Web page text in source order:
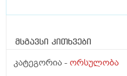
მსგავსი კითხვები
კატეგორია - ორსულობა